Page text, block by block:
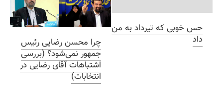
چرا محسن رضایی رئیس
جمهور نمی‌شود؟ (بررسی
اشتباهات آقای رضایی در
انتخابات)
حس خوبی که تیرداد به من
داد